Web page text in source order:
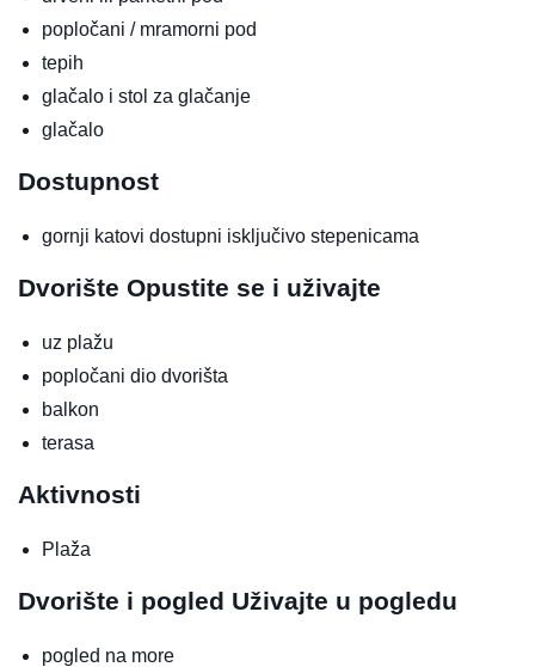
popločani / mramorni pod
tepih
glačalo i stol za glačanje
glačalo
Dostupnost
gornji katovi dostupni isključivo stepenicama
Dvorište Opustite se i uživajte
uz plažu
popločani dio dvorišta
balkon
terasa
Aktivnosti
Plaža
Dvorište i pogled Uživajte u pogledu
pogled na more